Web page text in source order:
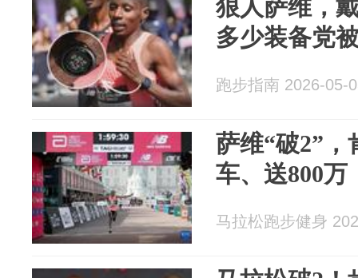
狠人萨维，
多少装备党
跑步指南 2026-05-
萨维“破2”，
车、送800万
马拉松跑步健身